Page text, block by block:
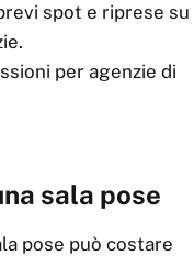
spot e riprese su
per agenzie di
sala pose
pose può costare